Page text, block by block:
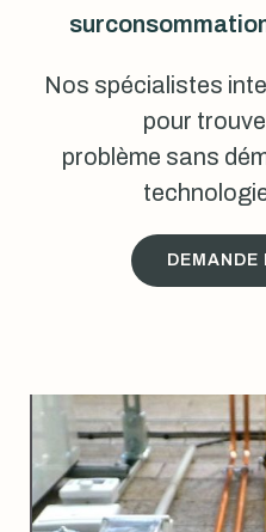
Nos spécialistes
pour
problème sans
DEMANDE